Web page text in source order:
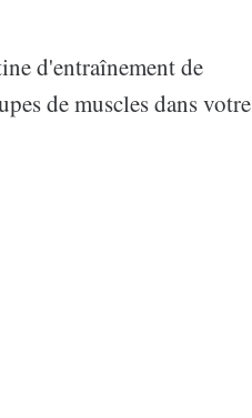
d'entraînement de
de muscles dans votre